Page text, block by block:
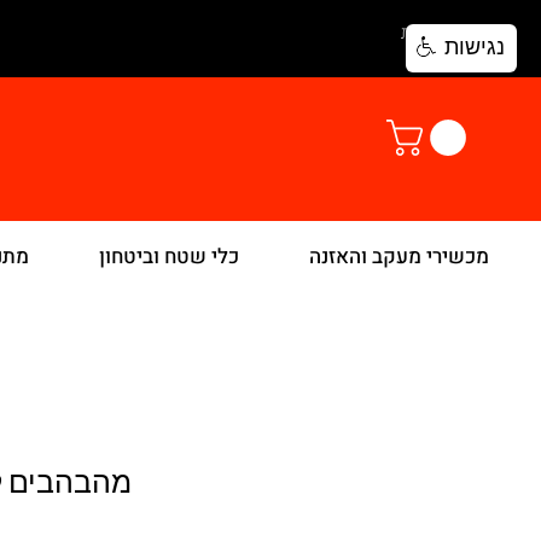
להתחברות
כלי שטח וביטחון מכשירי מעקב והאזנה
מהבהבים
נגישות